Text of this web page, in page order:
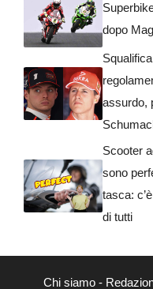
dopo
assurdo,
Scooter
sono
tasca:
di tutti
Chi siamo-